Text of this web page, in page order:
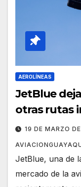
AEROLÍNEAS
JetBlue
otras rutas
19 DE MARZO
JetBlue, una de
mercado de la